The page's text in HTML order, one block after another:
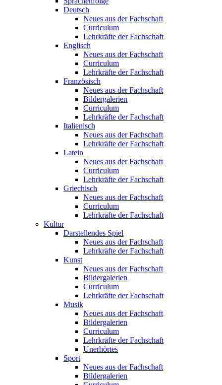
Deutsch
Neues aus der Fachschaft
Curriculum
Lehrkräfte der Fachschaft
Englisch
Neues aus der Fachschaft
Curriculum
Lehrkräfte der Fachschaft
Französisch
Neues aus der Fachschaft
Bildergalerien
Curriculum
Lehrkräfte der Fachschaft
Italienisch
Neues aus der Fachschaft
Lehrkräfte der Fachschaft
Latein
Neues aus der Fachschaft
Curriculum
Lehrkräfte der Fachschaft
Griechisch
Neues aus der Fachschaft
Curriculum
Lehrkräfte der Fachschaft
Kultur
Darstellendes Spiel
Neues aus der Fachschaft
Lehrkräfte der Fachschaft
Kunst
Neues aus der Fachschaft
Bildergalerien
Curriculum
Lehrkräfte der Fachschaft
Musik
Neues aus der Fachschaft
Bildergalerien
Curriculum
Lehrkräfte der Fachschaft
Unerhörtes
Sport
Neues aus der Fachschaft
Bildergalerien